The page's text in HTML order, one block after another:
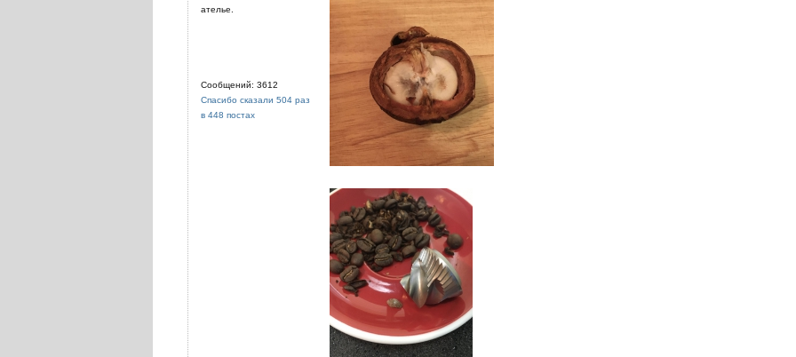
ателье.
Сообщений: 3612
Спасибо сказали 504 раз
в 448 постах